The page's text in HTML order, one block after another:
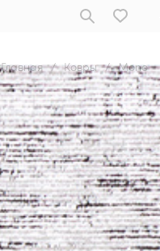
Главная / Ковры / Mono